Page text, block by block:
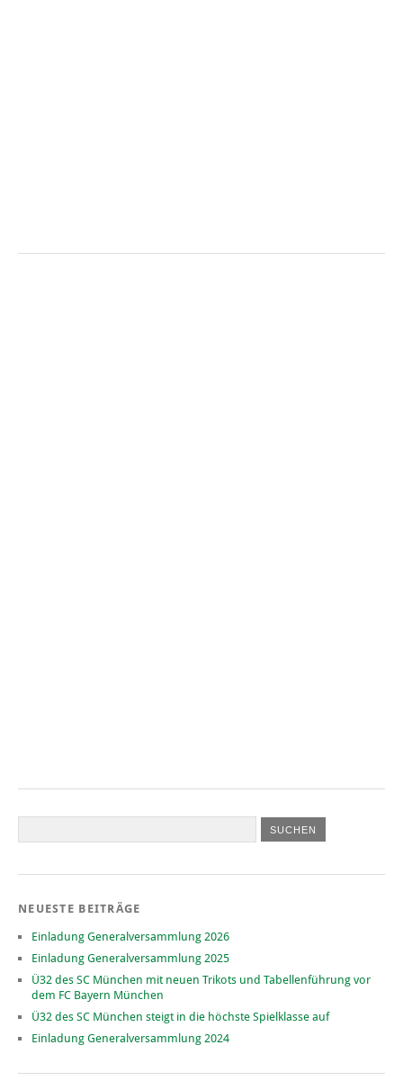
NEUESTE BEITRÄGE
Einladung Generalversammlung 2026
Einladung Generalversammlung 2025
Ü32 des SC München mit neuen Trikots und Tabellenführung vor
dem FC Bayern München
Ü32 des SC München steigt in die höchste Spielklasse auf
Einladung Generalversammlung 2024